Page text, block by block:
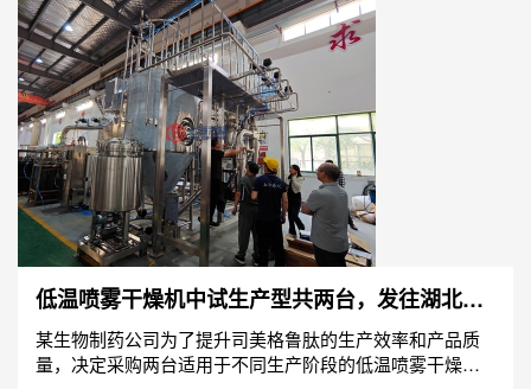
低温喷雾干燥机中试生产型共两台，发往湖北药
企
某生物制药公司为了提升司美格鲁肽的生产效率和产品质
量，决定采购两台适用于不同生产阶段的低温喷雾干燥机